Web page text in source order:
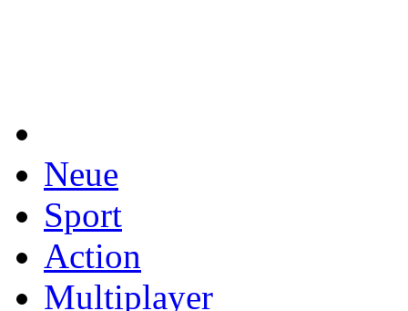
Neue
Sport
Action
Multiplayer